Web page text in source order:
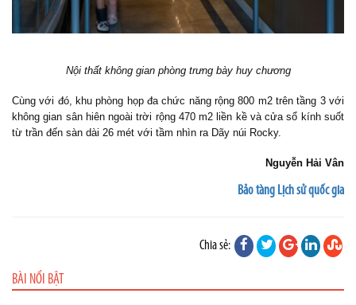
Nội thất không gian phòng trưng bày huy chương
Cùng với đó, khu phòng họp đa chức năng rộng 800 m2 trên tầng 3 với
không gian sân hiên ngoài trời rộng 470 m2 liền kề và cửa sổ kính suốt
từ trần đến sàn dài 26 mét với tầm nhìn ra Dãy núi Rocky.
Nguyễn Hải Vân
Bảo tàng Lịch sử quốc gia
Chia sẻ:
BÀI NỔI BẬT